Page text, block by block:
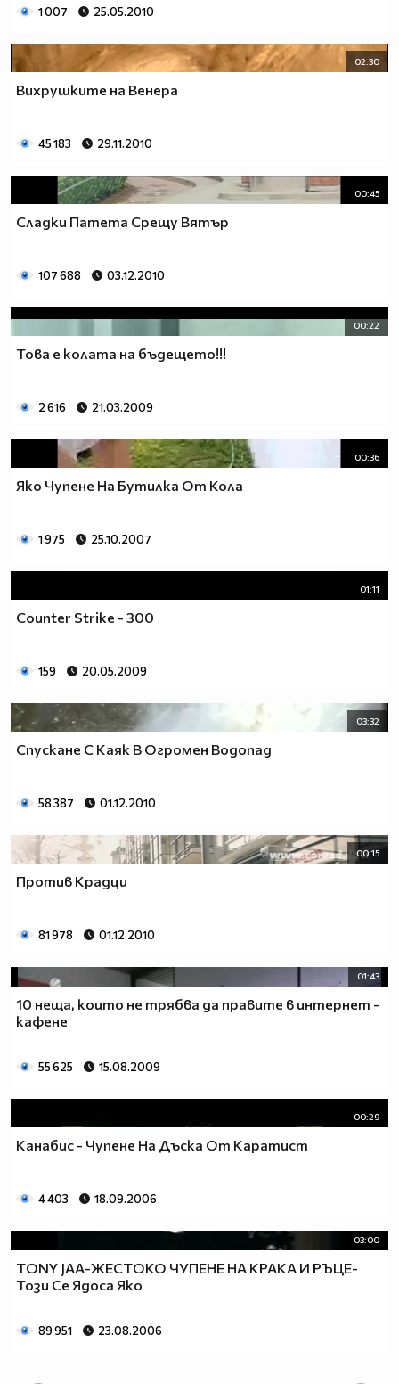
1 007 25.05.2010
02:30
Вихрушките на Венера
45 183 29.11.2010
00:45
Сладки Патета Срещу Вятър
107 688 03.12.2010
00:22
Това е колата на бъдещето!!!
2 616 21.03.2009
00:36
Яко Чупене На Бутилка От Кола
1 975 25.10.2007
01:11
Counter Strike - 300
159 20.05.2009
03:32
Спускане С Каяк В Огромен Водопад
58 387 01.12.2010
00:15
Против Крадци
81 978 01.12.2010
01:43
10 неща, които не трябва да правите в интернет -
кафене
55 625 15.08.2009
00:29
Канабис - Чупене На Дъска От Каратист
4 403 18.09.2006
03:00
TONY JAA-ЖЕСТОКО ЧУПЕНЕ НА КРАКА И РЪЦЕ-
Този Се Ядоса Яко
89 951 23.08.2006